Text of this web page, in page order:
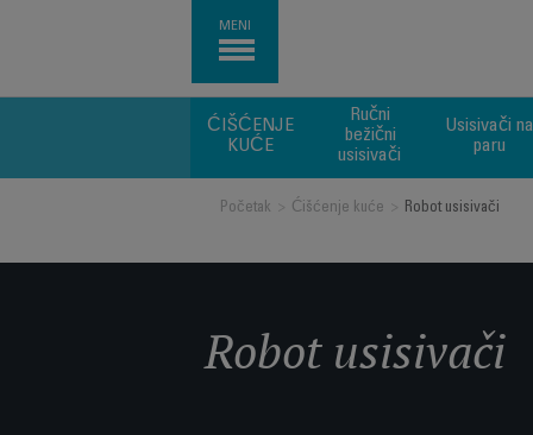
MENI
ĆIŠĆENJE
KUĆE
Ručni
bežični
usisivači
Usisivači na
paru
Početak Ćišćenje kuće Robot usisivači
Robot usisivači